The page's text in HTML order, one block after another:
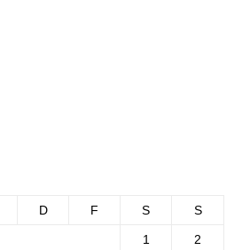
D F S S
1 2